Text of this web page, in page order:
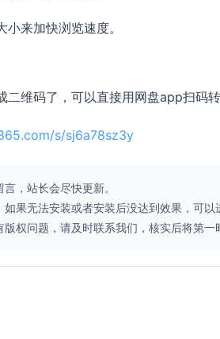
来加快浏览速度。
二维码了，可以直接用网盘app扫码
s/sj6a78sz3y
，站长会尽快更新。
果无法安装或者安装后没达到效果，可以
版权问题，请及时联系我们，核实后将第